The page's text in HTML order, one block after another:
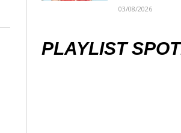
03/08/2026
PLAYLIST